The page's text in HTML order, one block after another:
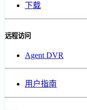
下载
远程访问
Agent DVR
用户指南